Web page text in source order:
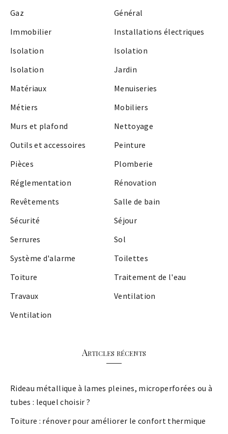
Gaz
Général
Immobilier
Installations électriques
Isolation
Isolation
Isolation
Jardin
Matériaux
Menuiseries
Métiers
Mobiliers
Murs et plafond
Nettoyage
Outils et accessoires
Peinture
Pièces
Plomberie
Réglementation
Rénovation
Revêtements
Salle de bain
Sécurité
Séjour
Serrures
Sol
Système d'alarme
Toilettes
Toiture
Traitement de l'eau
Travaux
Ventilation
Ventilation
Articles récents
Rideau métallique à lames pleines, microperforées ou à
tubes : lequel choisir ?
Toiture : rénover pour améliorer le confort thermique